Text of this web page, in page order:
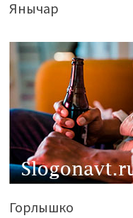
Янычар
Горлышко